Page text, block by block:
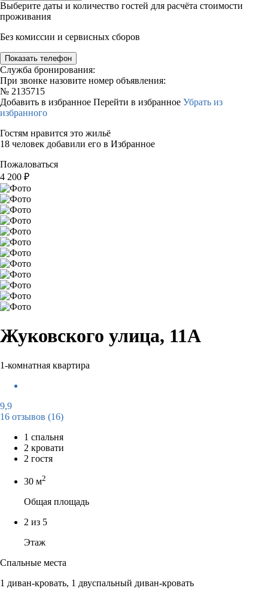
Выберите даты и количество гостей для расчёта стоимости
проживания
Без комиссии и сервисных сборов
Показать телефон
Служба бронирования:
При звонке назовите номер объявления:
№ 2135715
Добавить в избранное Перейти в избранное Убрать из
избранного
Гостям нравится это жильё
18 человек добавили его в Избранное
Пожаловаться
4 200 ₽
Жуковского улица, 11А
1-комнатная квартира
9,9
16 отзывов (16)
1 спальня
2 кровати
2 гостя
30 м2
Общая площадь
2 из 5
Этаж
Спальные места
1 диван-кровать, 1 двуспальный диван-кровать